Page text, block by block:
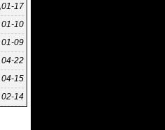
01-17
01-10
01-09
04-22
04-15
02-14